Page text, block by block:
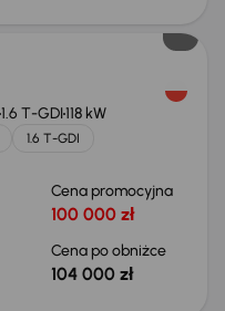
1.6 T-GDI118 kW
1.6 T-GDI
Cena promocyjna
100 000 zł
Cena po obniżce
104 000 zł